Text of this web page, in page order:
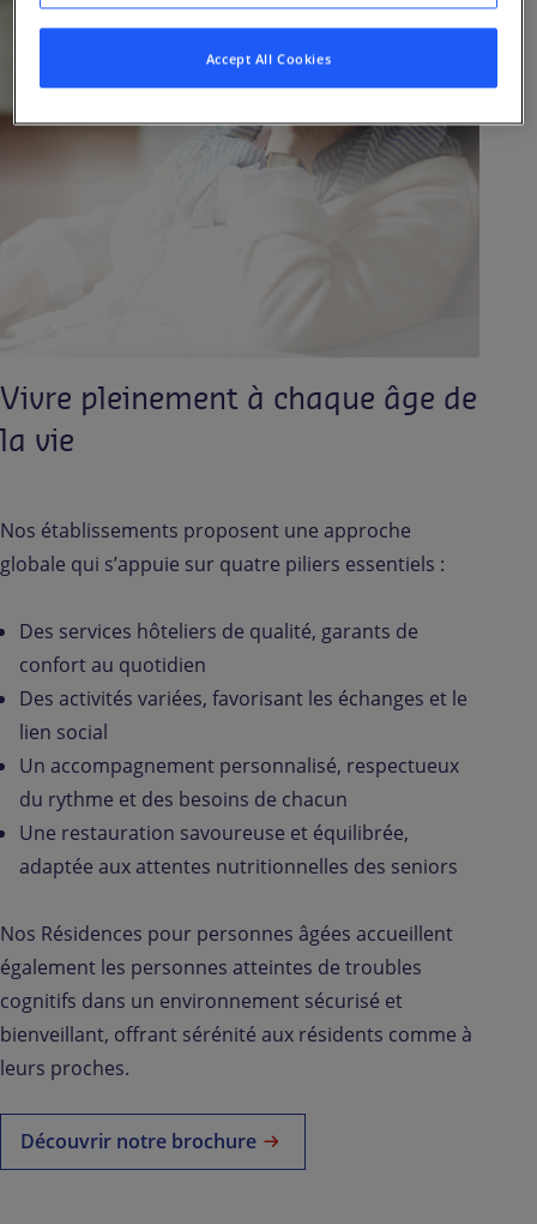
Vivre pleinement à chaque âge de
la vie
Nos établissements proposent une approche
globale qui s’appuie sur quatre piliers essentiels :
Des services hôteliers de qualité, garants de
confort au quotidien
Des activités variées, favorisant les échanges et le
lien social
Un accompagnement personnalisé, respectueux
du rythme et des besoins de chacun
Une restauration savoureuse et équilibrée,
adaptée aux attentes nutritionnelles des seniors
Nos Résidences pour personnes âgées accueillent
également les personnes atteintes de troubles
cognitifs dans un environnement sécurisé et
bienveillant, offrant sérénité aux résidents comme à
leurs proches.
Découvrir notre brochure
Accept All Cookies